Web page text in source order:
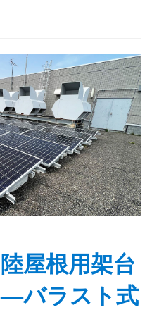
陸屋根用架台
—バラスト式